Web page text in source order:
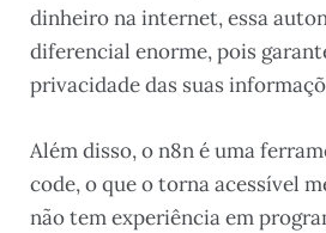
dinheiro na internet, essa
diferencial enorme, pois
privacidade das suas
Além disso, o n8n é uma
code, o que o torna acessível
não tem experiência em